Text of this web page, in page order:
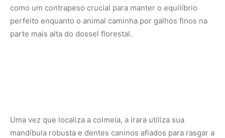
como um contrapeso crucial para manter o equilíbrio
perfeito enquanto o animal caminha por galhos finos na
parte mais alta do dossel florestal.
Uma vez que localiza a colmeia, a irara utiliza sua
mandíbula robusta e dentes caninos afiados para rasgar a